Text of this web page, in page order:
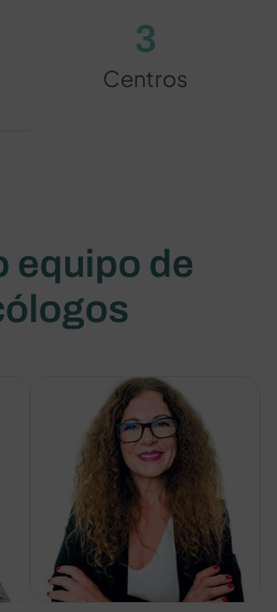
3
Centros
equipo de